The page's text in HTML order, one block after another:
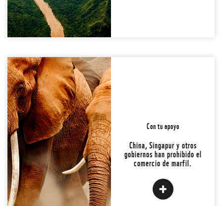
Con tu apoyo
China, Singapur y otros
gobiernos han prohibido el
comercio de marfil.
Todavía se comercia
ilegalmente con una gran
variedad de vida silvestre,
por un valor de unos
23.000 millones de
dólares al año.
JUNTOS PODEMOS
CAMBIARLO.
LEER MÁS